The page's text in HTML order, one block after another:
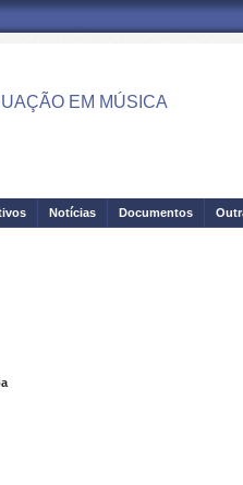
EM MÚSICA
Notícias Documentos